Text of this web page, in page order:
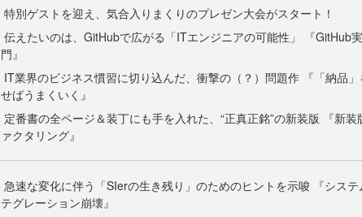
特別ゲストを迎え、気合入りまくりのプレゼン大会がスタート！
伝えたいのは、GitHubで広がる「ITエンジニアの可能性」 『GitHub
門』
IT業界のビジネス慣習に切り込んだ、衝撃の（？）問題作 『「納品」
せばうまくいく』
定番書の全ページ＆装丁にも手を入れた、“正真正銘”の新装版 『新装
ァクタリング』
急速な変化に伴う「SIerの生き残り」のためのヒントを示唆 『システ
テグレーション崩壊』